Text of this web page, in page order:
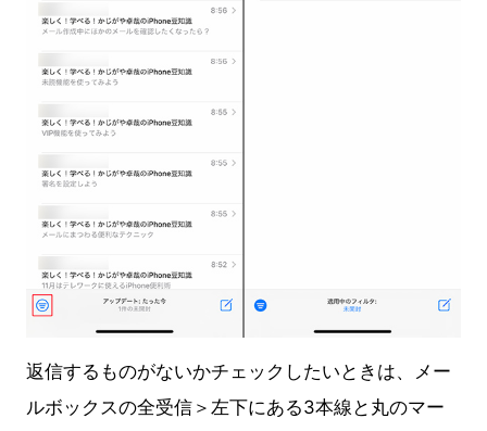
返信するものがないかチェックしたいときは、メー
ルボックスの全受信＞左下にある3本線と丸のマー